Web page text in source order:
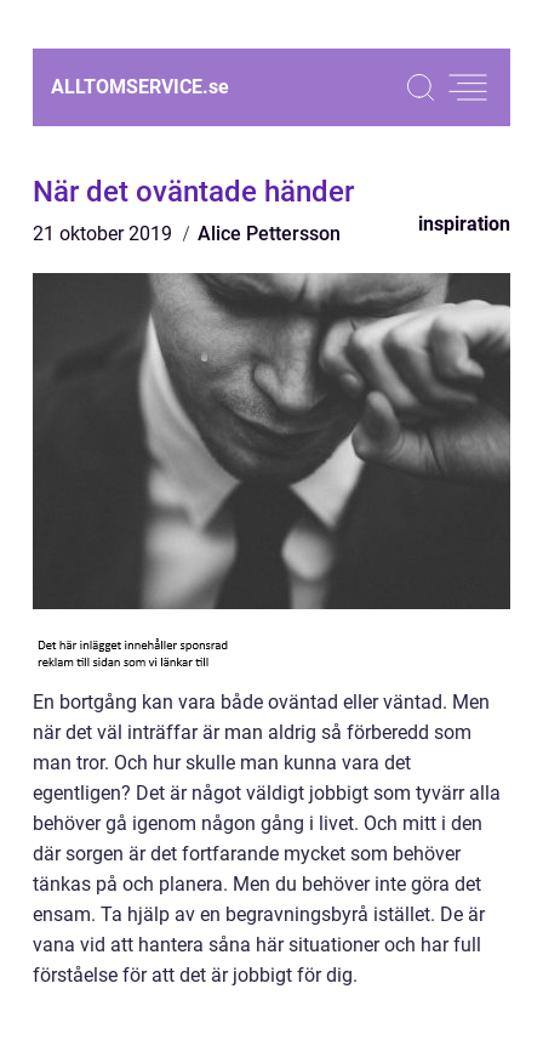
ALLTOMSERVICE.se
När det oväntade händer
21 oktober 2019 Alice Pettersson inspiration
En bortgång kan vara både oväntad eller väntad. Men
när det väl inträffar är man aldrig så förberedd som
man tror. Och hur skulle man kunna vara det
egentligen? Det är något väldigt jobbigt som tyvärr alla
behöver gå igenom någon gång i livet. Och mitt i den
där sorgen är det fortfarande mycket som behöver
tänkas på och planera. Men du behöver inte göra det
ensam. Ta hjälp av en begravningsbyrå istället. De är
vana vid att hantera såna här situationer och har full
förståelse för att det är jobbigt för dig.